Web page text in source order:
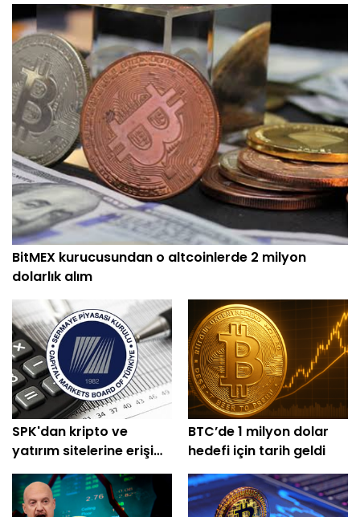
BitMEX kurucusundan o altcoinlerde 2 milyon
dolarlık alım
SPK'dan kripto ve
yatırım sitelerine erişim
engeli
BTC’de 1 milyon dolar
hedefi için tarih geldi